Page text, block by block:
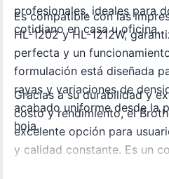
profesionales, ideales para
cotidiano en casa u oficina.
Es compatible con las
HL-1202 y HL-1212W,
perfecta y un
formulación está diseñada
rayas y variaciones de
acabado uniforme desde la
hoja.
Gracias a su durabilidad y
costo y rendimiento, el
excelente opción para
y calidad constante. Es un